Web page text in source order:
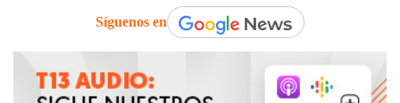
Síguenos en